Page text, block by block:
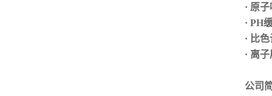
· 原
· PH
· 比
· 离
公司